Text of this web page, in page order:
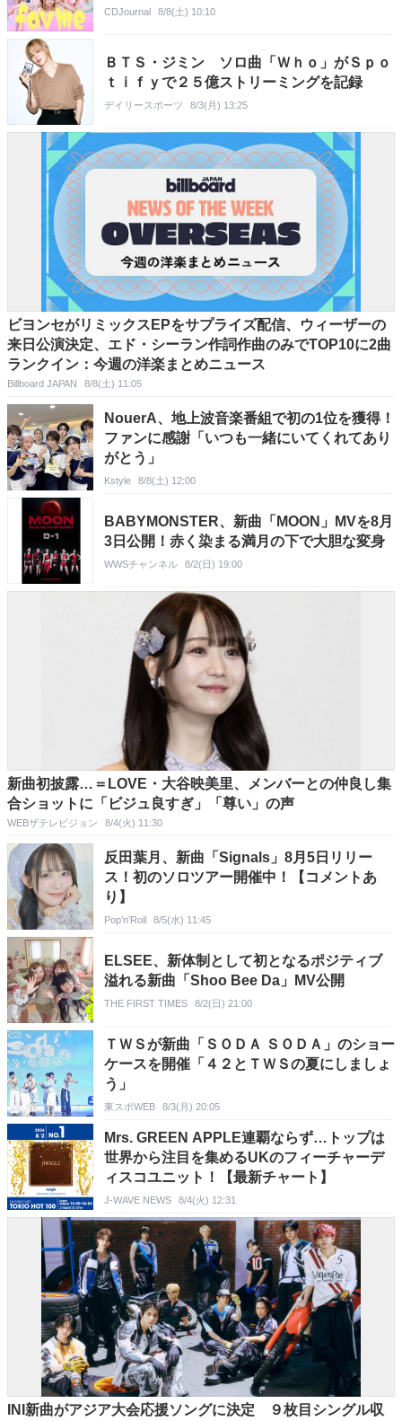
CDJournal 8/8(土) 10:10
ＢＴＳ・ジミン ソロ曲「Ｗｈｏ」がＳｐｏ
ｔｉｆｙで２５億ストリーミングを記録
デイリースポーツ 8/3(月) 13:25
ビヨンセがリミックスEPをサプライズ配信、ウィーザーの
来日公演決定、エド・シーラン作詞作曲のみでTOP10に2曲
ランクイン：今週の洋楽まとめニュース
Billboard JAPAN 8/8(土) 11:05
NouerA、地上波音楽番組で初の1位を獲得！
ファンに感謝「いつも一緒にいてくれてあり
がとう」
Kstyle 8/8(土) 12:00
BABYMONSTER、新曲「MOON」MVを8月
3日公開！赤く染まる満月の下で大胆な変身
WWSチャンネル 8/2(日) 19:00
新曲初披露…＝LOVE・大谷映美里、メンバーとの仲良し集
合ショットに「ビジュ良すぎ」「尊い」の声
WEBザテレビジョン 8/4(火) 11:30
反田葉月、新曲「Signals」8月5日リリー
ス！初のソロツアー開催中！【コメントあ
り】
Pop’n’Roll 8/5(水) 11:45
ELSEE、新体制として初となるポジティブ
溢れる新曲「Shoo Bee Da」MV公開
THE FIRST TIMES 8/2(日) 21:00
ＴＷＳが新曲「ＳＯＤＡ ＳＯＤＡ」のショー
ケースを開催「４２とＴＷＳの夏にしましょ
う」
東スポWEB 8/3(月) 20:05
Mrs. GREEN APPLE連覇ならず…トップは
世界から注目を集めるUKのフィーチャーデ
ィスコユニット！【最新チャート】
J-WAVE NEWS 8/4(火) 12:31
INI新曲がアジア大会応援ソングに決定 ９枚目シングル収